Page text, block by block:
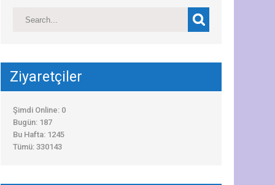
Ziyaretçiler
Şimdi Online: 0
Bugün: 187
Bu Hafta: 1245
Tümü: 330143